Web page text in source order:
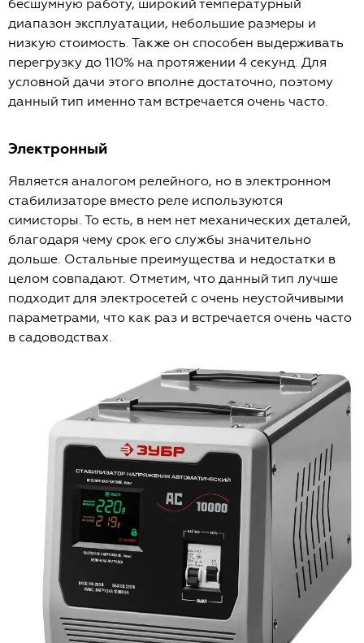
бесшумную работу, широкий температурный
диапазон эксплуатации, небольшие размеры и
низкую стоимость. Также он способен выдерживать
перегрузку до 110% на протяжении 4 секунд. Для
условной дачи этого вполне достаточно, поэтому
данный тип именно там встречается очень часто.
Электронный
Является аналогом релейного, но в электронном
стабилизаторе вместо реле используются
симисторы. То есть, в нем нет механических деталей,
благодаря чему срок его службы значительно
дольше. Остальные преимущества и недостатки в
целом совпадают. Отметим, что данный тип лучше
подходит для электросетей с очень неустойчивыми
параметрами, что как раз и встречается очень часто
в садоводствах.